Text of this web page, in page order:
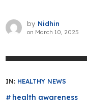
by Nidhin
on March 10, 2025
IN: HEALTHY NEWS
health awareness